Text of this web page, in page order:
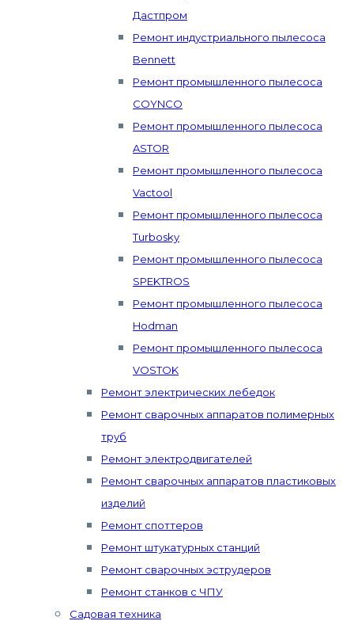
Дастпром
Ремонт индустриального пылесоса
Bennett
Ремонт промышленного пылесоса
COYNCO
Ремонт промышленного пылесоса
ASTOR
Ремонт промышленного пылесоса
Vactool
Ремонт промышленного пылесоса
Turbosky
Ремонт промышленного пылесоса
SPEKTROS
Ремонт промышленного пылесоса
Hodman
Ремонт промышленного пылесоса
VOSTOK
Ремонт электрических лебедок
Ремонт сварочных аппаратов полимерных
труб
Ремонт электродвигателей
Ремонт сварочных аппаратов пластиковых
изделий
Ремонт споттеров
Ремонт штукатурных станций
Ремонт сварочных эструдеров
Ремонт станков с ЧПУ
Садовая техника